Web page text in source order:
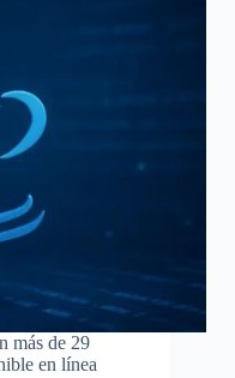
más de 29
en línea